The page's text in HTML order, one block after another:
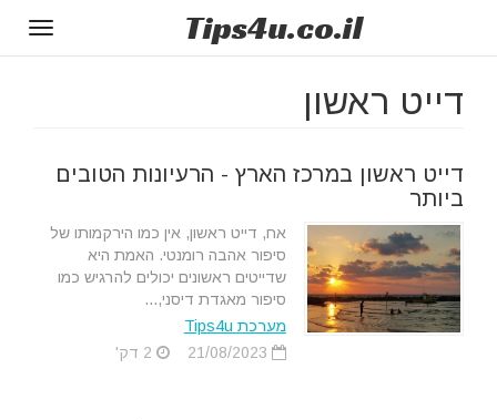
Tips4u.co.il
דייט ראשון
דייט ראשון במרכז הארץ - הרעיונות הטובים
ביותר
אח, דייט ראשון, אין כמו הירקמותו של
סיפור אהבה רומנטי. האמת היא
שדייטים ראשונים יכולים להרגיש כמו
סיפור מאגדת דיסני,...
מערכת Tips4u